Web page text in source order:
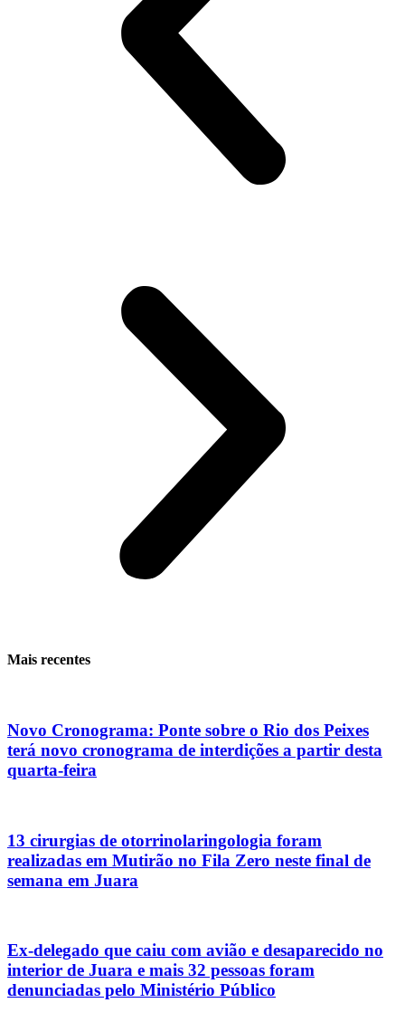
Mais recentes
Novo Cronograma: Ponte sobre o Rio dos Peixes
terá novo cronograma de interdições a partir desta
quarta-feira
13 cirurgias de otorrinolaringologia foram
realizadas em Mutirão no Fila Zero neste final de
semana em Juara
Ex-delegado que caiu com avião e desaparecido no
interior de Juara e mais 32 pessoas foram
denunciadas pelo Ministério Público